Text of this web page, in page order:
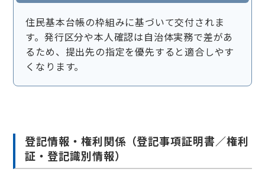
住民基本台帳の枠組みに基づいて交付されま
す。発行区分や本人確認は自治体実務で差があ
るため、提出先の指定を優先すると適合しやす
くなります。
登記情報・権利関係（登記事項証明書／権利
証・登記識別情報）